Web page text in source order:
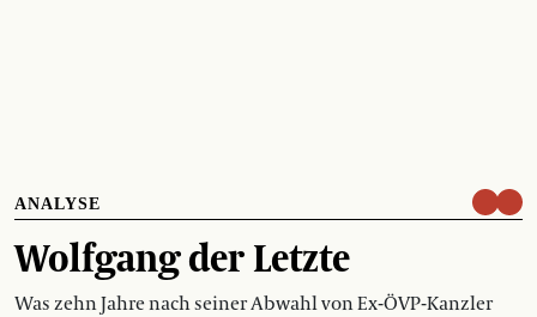
ANALYSE
Wolfgang der Letzte
Was zehn Jahre nach seiner Abwahl von Ex-ÖVP-Kanzler